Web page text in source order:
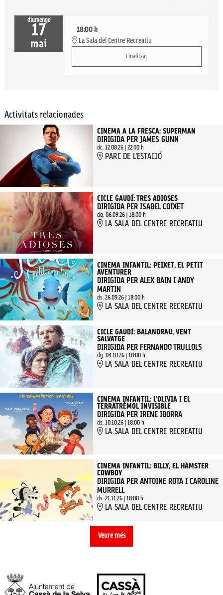
diumenge
17
mai
18:00 h
La Sala del Centre Recreatiu
Finalitzat
Activitats relacionades
CINEMA A LA FRESCA: SUPERMAN
DIRIGIDA PER JAMES GUNN
dc. 12.08.26| 22:00 h
PARC DE L'ESTACIÓ
CICLE GAUDÍ: TRES ADIOSES
DIRIGIDA PER ISABEL COIXET
dg. 06.09.26| 18:00 h
LA SALA DEL CENTRE RECREATIU
CINEMA INFANTIL: PEIXET, EL PETIT
AVENTURER
DIRIGIDA PER ALEX BAIN I ANDY
MARTIN
ds. 26.09.26| 18:00 h
LA SALA DEL CENTRE RECREATIU
CICLE GAUDÍ: BALANDRAU, VENT
SALVATGE
DIRIGIDA PER FERNANDO TRULLOLS
dg. 04.10.26| 18:00 h
LA SALA DEL CENTRE RECREATIU
CINEMA INFANTIL: L'OLIVIA I EL
TERRATRÈMOL INVISIBLE
DIRIGIDA PER IRENE IBORRA
ds. 10.10.26| 18:00 h
LA SALA DEL CENTRE RECREATIU
CINEMA INFANTIL: BILLY, EL HÀMSTER
COWBOY
DIRIGIDA PER ANTOINE ROTA I CAROLINE
MURRELL
ds. 21.11.26| 18:00 h
LA SALA DEL CENTRE RECREATIU
Veure més